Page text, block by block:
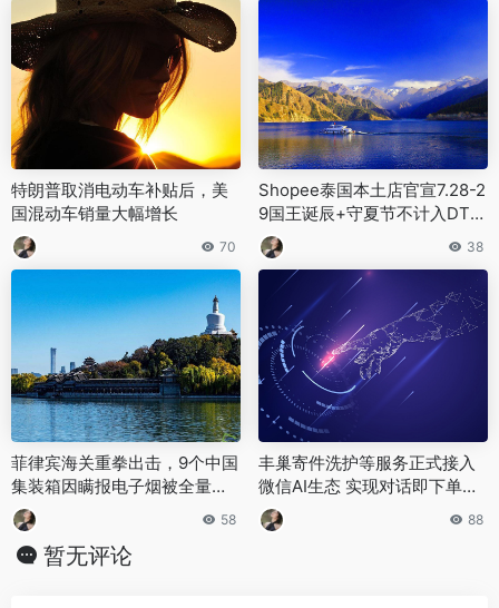
特朗普取消电动车补贴后，美
国混动车销量大幅增长
70
Shopee泰国本土店官宣7.28-2
9国王诞辰+守夏节不计入DTS
发货截止顺延至30日
38
菲律宾海关重拳出击，9个中国
集装箱因瞒报电子烟被全量开
箱查获
58
丰巢寄件洗护等服务正式接入
微信AI生态 实现对话即下单全
流程服务
88
暂无评论